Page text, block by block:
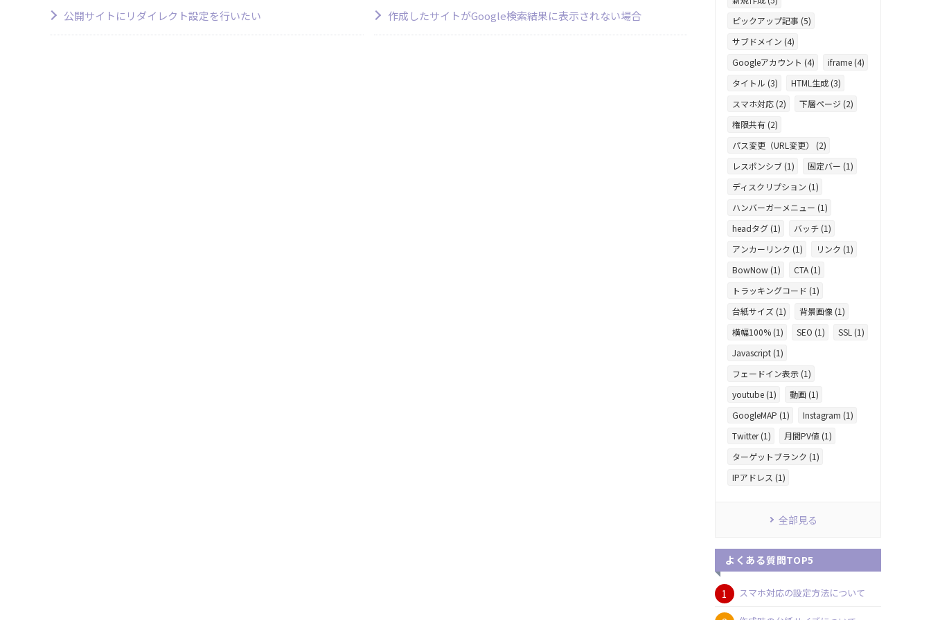
公開サイトにリダイレクト設定を行いたい 作成したサイトがGoogle検索結果に表示されない場合
ピックアップ記事 (5)
サブドメイン (4)
Googleアカウント (4)
iframe (4)
タイトル (3)
HTML生成 (3)
スマホ対応 (2)
下層ページ (2)
権限共有 (2)
パス変更（URL変更） (2)
レスポンシブ (1)
固定バー (1)
ディスクリプション (1)
ハンバーガーメニュー (1)
headタグ (1)
バッチ (1)
アンカーリンク (1)
リンク (1)
BowNow (1)
CTA (1)
トラッキングコード (1)
台紙サイズ (1)
背景画像 (1)
横幅100% (1)
SEO (1)
SSL (1)
Javascript (1)
フェードイン表示 (1)
youtube (1)
動画 (1)
GoogleMAP (1)
Instagram (1)
Twitter (1)
月間PV値 (1)
ターゲットブランク (1)
IPアドレス (1)
全部見る
よくある質問TOP5
スマホ対応の設定方法について